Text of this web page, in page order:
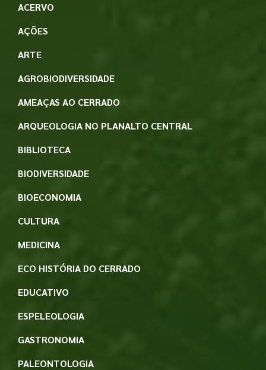
ACERVO
AÇÕES
ARTE
AGROBIODIVERSIDADE
AMEAÇAS AO CERRADO
ARQUEOLOGIA NO PLANALTO CENTRAL
BIBLIOTECA
BIODIVERSIDADE
BIOECONOMIA
CULTURA
MEDICINA
ECO HISTÓRIA DO CERRADO
EDUCATIVO
ESPELEOLOGIA
GASTRONOMIA
PALEONTOLOGIA